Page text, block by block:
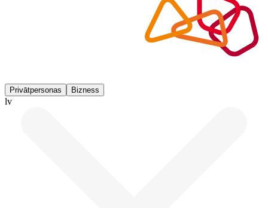
Privātpersonas Bizness
lv